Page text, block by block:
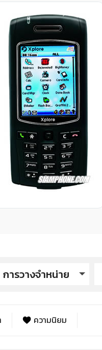
การวางจำหน่าย
ความนิยม